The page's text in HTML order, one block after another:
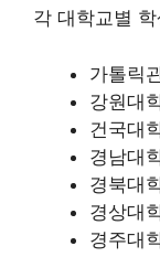
각 대학교별
가톨릭
강원대
건국대
경남대
경북대
경상대
경주대